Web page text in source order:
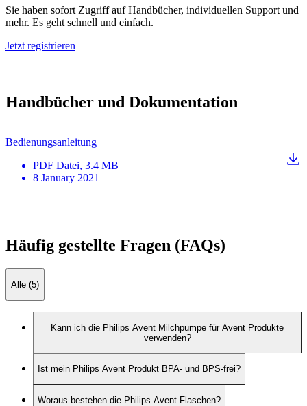
Sie haben sofort Zugriff auf Handbücher, individuellen Support und
mehr. Es geht schnell und einfach.
Jetzt registrieren
Handbücher und Dokumentation
Bedienungsanleitung
PDF Datei, 3.4 MB
8 January 2021
Häufig gestellte Fragen (FAQs)
Alle (5)
Kann ich die Philips Avent Milchpumpe für Avent Produkte
verwenden?
Ist mein Philips Avent Produkt BPA- und BPS-frei?
Woraus bestehen die Philips Avent Flaschen?